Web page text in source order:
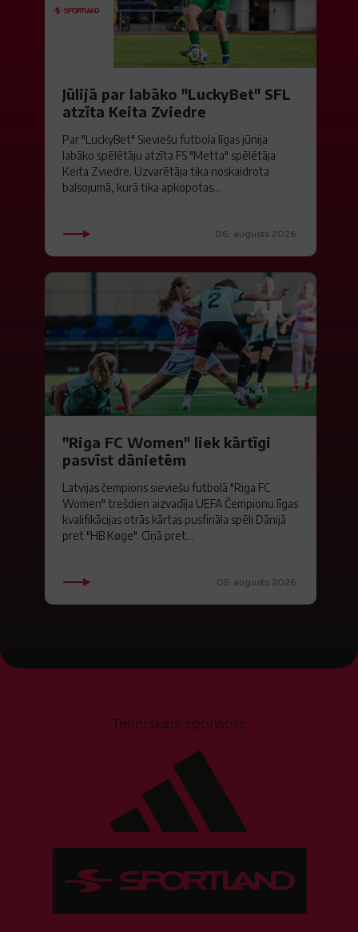
Jūlijā par labāko "LuckyBet" SFL
atzīta Keita Zviedre
Par "LuckyBet" Sieviešu futbola līgas jūnija
labāko spēlētāju atzīta FS "Metta" spēlētāja
Keita Zviedre. Uzvarētāja tika noskaidrota
balsojumā, kurā tika apkopotas...
06. augusts 2026.
"Riga FC Women" liek kārtīgi
pasvīst dānietēm
Latvijas čempions sieviešu futbolā "Riga FC
Women" trešdien aizvadīja UEFA Čempionu līgas
kvalifikācijas otrās kārtas pusfināla spēli Dānijā
pret "HB Køge". Cīņā pret...
05. augusts 2026.
Tehniskais sponsors